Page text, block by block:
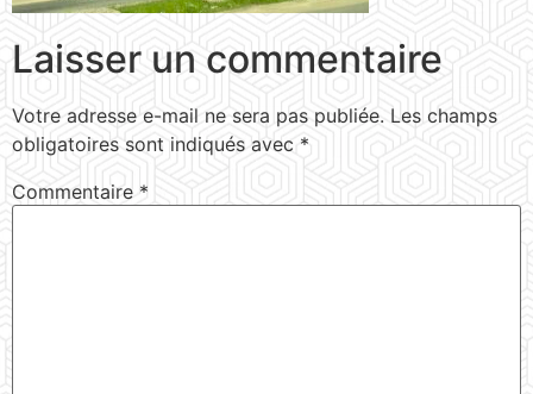
Laisser un commentaire
Votre adresse e-mail ne sera pas publiée. Les champs
obligatoires sont indiqués avec *
Commentaire *